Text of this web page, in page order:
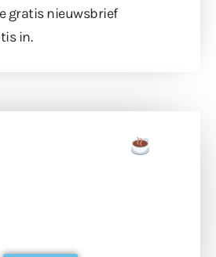
gratis nieuwsbrief
in.